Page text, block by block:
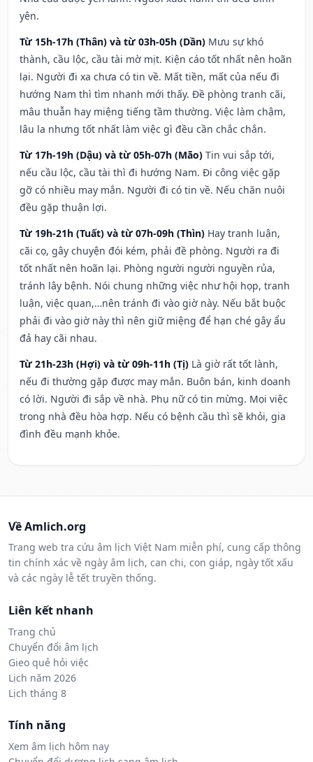
yên.
Từ 15h-17h (Thân) và từ 03h-05h (Dần) Mưu sự khó
thành, cầu lộc, cầu tài mờ mịt. Kiện cáo tốt nhất nên hoãn
lại. Người đi xa chưa có tin về. Mất tiền, mất của nếu đi
hướng Nam thì tìm nhanh mới thấy. Đề phòng tranh cãi,
mâu thuẫn hay miệng tiếng tầm thường. Việc làm chậm,
lâu la nhưng tốt nhất làm việc gì đều cần chắc chắn.
Từ 17h-19h (Dậu) và từ 05h-07h (Mão) Tin vui sắp tới,
nếu cầu lộc, cầu tài thì đi hướng Nam. Đi công việc gặp
gỡ có nhiều may mắn. Người đi có tin về. Nếu chăn nuôi
đều gặp thuận lợi.
Từ 19h-21h (Tuất) và từ 07h-09h (Thìn) Hay tranh luận,
cãi cọ, gây chuyện đói kém, phải đề phòng. Người ra đi
tốt nhất nên hoãn lại. Phòng người người nguyền rủa,
tránh lây bệnh. Nói chung những việc như hội họp, tranh
luận, việc quan,…nên tránh đi vào giờ này. Nếu bắt buộc
phải đi vào giờ này thì nên giữ miệng để hạn ché gây ẩu
đả hay cãi nhau.
Từ 21h-23h (Hợi) và từ 09h-11h (Tị) Là giờ rất tốt lành,
nếu đi thường gặp được may mắn. Buôn bán, kinh doanh
có lời. Người đi sắp về nhà. Phụ nữ có tin mừng. Mọi việc
trong nhà đều hòa hợp. Nếu có bệnh cầu thì sẽ khỏi, gia
đình đều mạnh khỏe.
Về Amlich.org
Trang web tra cứu âm lịch Việt Nam miễn phí, cung cấp thông
tin chính xác về ngày âm lịch, can chi, con giáp, ngày tốt xấu
và các ngày lễ tết truyền thống.
Liên kết nhanh
Trang chủ
Chuyển đổi âm lịch
Gieo quẻ hỏi việc
Lịch năm 2026
Lịch tháng 8
Tính năng
Xem âm lịch hôm nay